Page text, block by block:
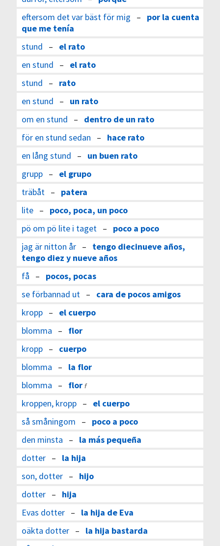
eftersom det var bäst för mig – por la cuenta
que me tenía
stund – el rato
en stund – el rato
stund – rato
en stund – un rato
om en stund – dentro de un rato
för en stund sedan – hace rato
en lång stund – un buen rato
grupp– el grupo
träbåt– patera
lite– poco, poca, un poco
pö om pö lite i taget– poco a poco
jag är nitton år– tengo diecinueve años,
tengo diez y nueve años
få – pocos, pocas
se förbannad ut– cara de pocos amigos
kropp– el cuerpo
blomma – flor
kropp– cuerpo
blomma – la flor
blomma – flor f
kroppen, kropp– el cuerpo
så småningom – poco a poco
den minsta – la más pequeña
dotter– la hija
son, dotter– hijo
dotter– hija
Evas dotter– la hija de Eva
oäkta dotter– la hija bastarda